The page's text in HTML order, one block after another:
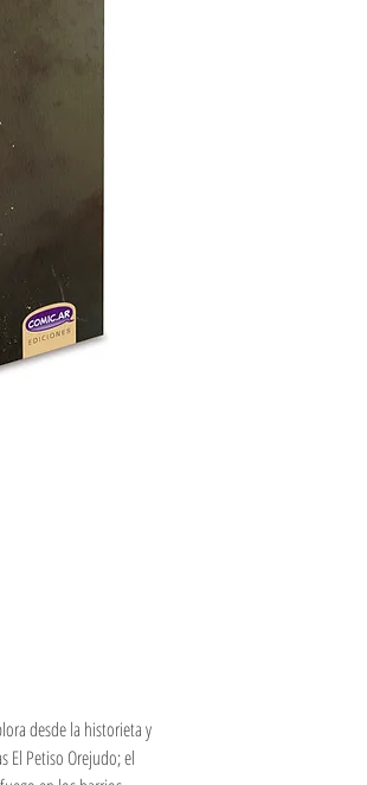
desde la historieta y
El Petiso Orejudo; el